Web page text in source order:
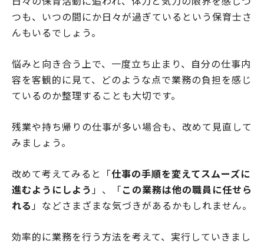
つも、いつの間にか日々が過ぎているという保育士さ
んもいるでしょう。
悩みと向き合う上で、一度立ち止まり、自分の仕事内
容を客観的に見て、どのような点で業務の負担を感じ
ているのか整理することも大切です。
残業や持ち帰りの仕事が多い場合も、改めて見直して
みましょう。
改めて考えてみると「仕事の手順を変えてスムーズに
進むようにしよう 」、「この業務は他の職員に任せら
れる」などさまざまな気づきがあるかもしれません。
効率的に業務を行う方法を考えて、実行していきまし